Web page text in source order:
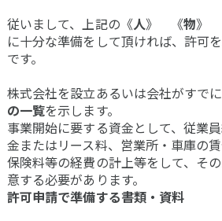
従いまして、上記の《人》 《物》
に十分な準備をして頂ければ、許可
です。
株式会社を設立あるいは会社がすで
の一覧を示します。
事業開始に要する資金として、従業
金またはリース料、営業所・車庫の
保険料等の経費の計上等をして、そ
意する必要があります。
許可申請で準備する書類・資料